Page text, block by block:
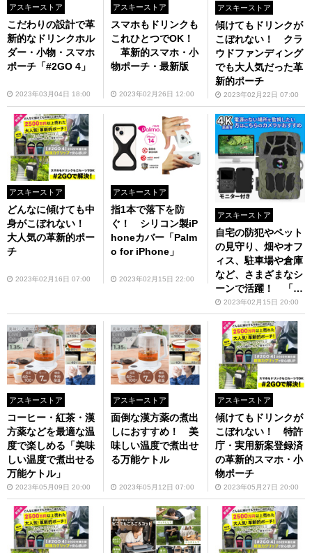
アスキーストア
こだわりの設計で革
新的なドリンクホル
ダー・小物・スマホ
ポーチ「#2GO 4」
2023年03月04日 18:00
アスキーストア
スマホもドリンクも
これひとつでOK！
革新的スマホ・小
物ポーチ・最新版
2023年02月26日 12:00
アスキーストア
傾けてもドリンクが
こぼれない！ クラ
ウドファンディング
でも大人気だった革
新的ポーチ
2023年02月22日 07:00
アスキーストア
どんなに傾けても中
身がこぼれない！
大人気の革新的ポー
チ
2023年02月16日 07:00
アスキーストア
指1本で落下を防
ぐ！ シリコン製iP
honeカバー「Palm
o for iPhone」
2023年02月15日 22:00
アスキーストア
自宅の防犯やペット
の見守り、畑やオフ
ィス、駐車場や倉庫
など、さまざまなシ
ーンで活躍！ 「4
Kトレイル防犯カメ
ラ」
2023年02月15日 20:00
アスキーストア
コーヒー・紅茶・漢
方薬などを最適な温
度で楽しめる「美味
しい温度で煮出せる
万能ケトル」
2023年05月09日 20:00
アスキーストア
面倒な漢方薬の煮出
しにおすすめ！ 美
味しい温度で煮出せ
る万能ケトル
2023年05月12日 07:00
アスキーストア
傾けてもドリンクが
こぼれない！ 特許
庁・実用新案登録済
の革新的スマホ・小
物ポーチ
2023年05月27日 20:00